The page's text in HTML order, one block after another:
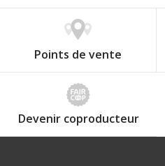
Points de vente
Devenir coproducteur